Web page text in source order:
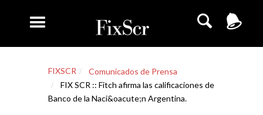
FIXSCR
Comunicados de Prensa
FIX SCR :: Fitch afirma las calificaciones de
Banco de la Naci&oacute;n Argentina.